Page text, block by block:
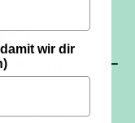
Garn?
Es ist
ideal für
wir dir